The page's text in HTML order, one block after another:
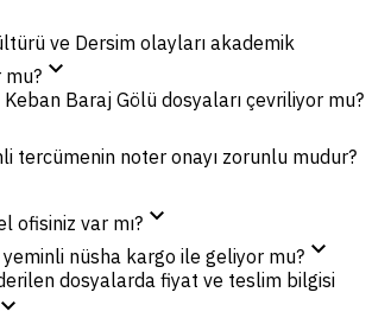
ve Dersim olayları akademik
mu? expand_more
Baraj Gölü dosyaları çevriliyor mu?
tercümenin noter onayı zorunlu mudur?
ofisiniz var mı?expand_more
yeminli nüsha kargo ile geliyor mu?expand_more
dosyalarda fiyat ve teslim bilgisi
expand_more